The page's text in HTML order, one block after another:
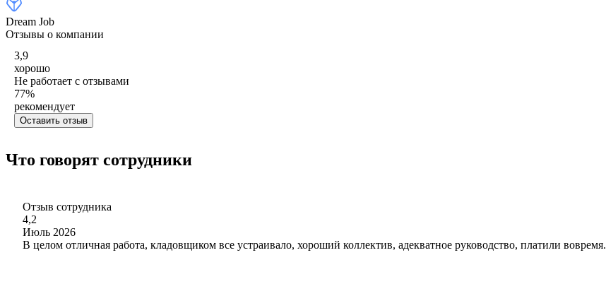
Dream Job
Отзывы о компании
3,9
хорошо
Не работает с отзывами
77%
рекомендует
Оставить отзыв
Что говорят сотрудники
Отзыв сотрудника
4,2
Июль 2026
В целом отличная работа, кладовщиком все устраивало, хороший коллектив, адекватное руководство, платили вовремя.